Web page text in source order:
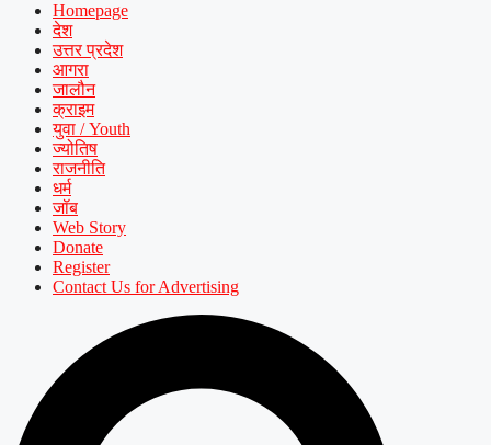
Homepage
देश
उत्तर प्रदेश
आगरा
जालौन
क्राइम
युवा / Youth
ज्योतिष
राजनीति
धर्म
जॉब
Web Story
Donate
Register
Contact Us for Advertising